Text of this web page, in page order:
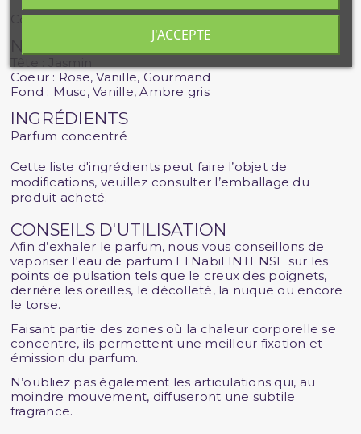
Contenance : 15ml
NOTES OLFACTIVES
Coeur : Rose, Vanille, Gourmand
Fond : Musc, Vanille, Ambre gris
INGRÉDIENTS
Parfum concentré
Cette liste d'ingrédients peut faire l’objet de
modifications, veuillez consulter l’emballage du
produit acheté.
CONSEILS D'UTILISATION
Afin d’exhaler le parfum, nous vous conseillons de
vaporiser l'eau de parfum El Nabil INTENSE sur les
points de pulsation tels que le creux des poignets,
derrière les oreilles, le décolleté, la nuque ou encore
le torse.
Faisant partie des zones où la chaleur corporelle se
concentre, ils permettent une meilleur fixation et
émission du parfum.
N’oubliez pas également les articulations qui, au
moindre mouvement, diffuseront une subtile
fragrance.
J'ACCEPTE